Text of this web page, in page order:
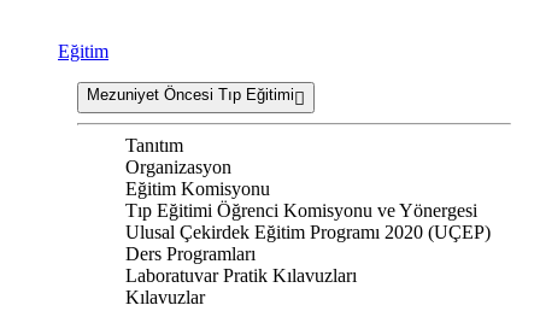
Eğitim
Mezuniyet Öncesi Tıp Eğitimi
Tanıtım
Organizasyon
Eğitim Komisyonu
Tıp Eğitimi Öğrenci Komisyonu ve Yönergesi
Ulusal Çekirdek Eğitim Programı 2020 (UÇEP)
Ders Programları
Laboratuvar Pratik Kılavuzları
Kılavuzlar